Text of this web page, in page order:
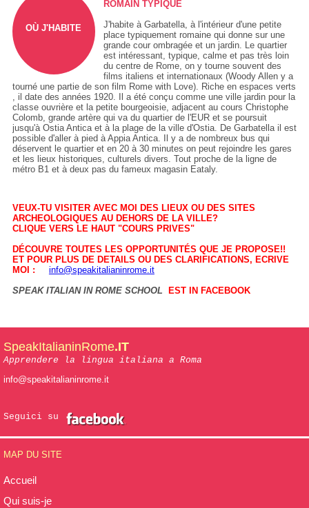
OÙ J'HABITE
ROMAIN TYPIQUE
J'habite à Garbatella, à l'intérieur d'une petite
place typiquement romaine qui donne sur une
grande cour ombragée et un jardin. Le quartier
est intéressant, typique, calme et pas très loin
du centre de Rome, on y tourne souvent des
films italiens et internationaux (Woody Allen y a
tourné une partie de son film Rome with Love). Riche en espaces verts
, il date des années 1920. Il a été conçu comme une ville jardin pour la
classe ouvrière et la petite bourgeoisie, adjacent au cours Christophe
Colomb, grande artère qui va du quartier de l'EUR et se poursuit
jusqu'à Ostia Antica et à la plage de la ville d'Ostia. De Garbatella il est
possible d'aller à pied à Appia Antica. Il y a de nombreux bus qui
déservent le quartier et en 20 à 30 minutes on peut rejoindre les gares
et les lieux historiques, culturels divers. Tout proche de la ligne de
métro B1 et à deux pas du fameux magasin Eataly.
VEUX-TU VISITER AVEC MOI DES LIEUX OU DES SITES
ARCHEOLOGIQUES AU DEHORS DE LA VILLE?
CLIQUE VERS LE HAUT "COURS PRIVES"
DÉCOUVRE TOUTES LES OPPORTUNITÉS QUE JE PROPOSE!!
ET POUR PLUS DE DETAILS OU DES CLARIFICATIONS, ECRIVE
MOI : info@speakitalianinrome.it
SPEAK ITALIAN IN ROME SCHOOL EST IN FACEBOOK
SpeakItalianinRome.IT
Apprendere la lingua italiana a Roma
info@speakitalianinrome.it
Seguici su
MAP DU SITE
Accueil
Qui suis-je